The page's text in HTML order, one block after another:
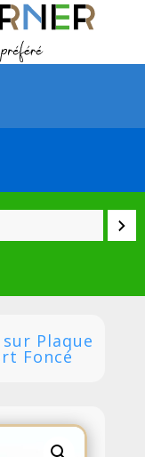
Plaque
Foncé